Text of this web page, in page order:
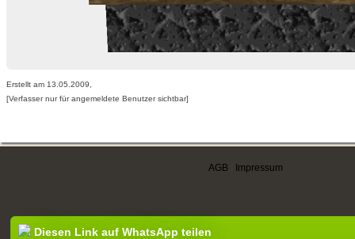
Erstellt am 13.05.2009,
[Verfasser nur für angemeldete Benutzer sichtbar]
AGB Impressum
Diesen Link auf WhatsApp teilen